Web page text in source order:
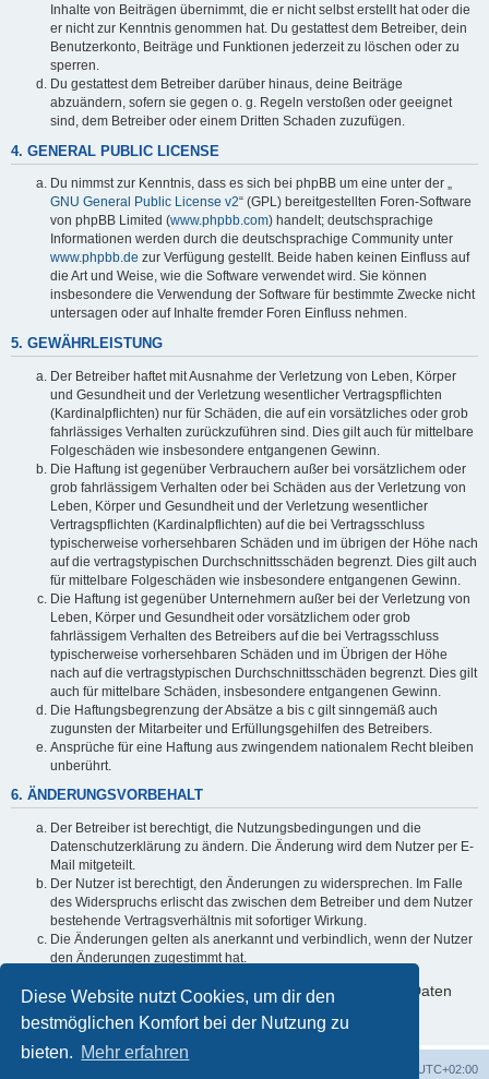
Diese Website nutzt Cookies, um dir den
bestmöglichen Komfort bei der Nutzung zu
bieten. Mehr erfahren
Inhalte von Beiträgen übernimmt, die er nicht selbst erstellt hat oder die
er nicht zur Kenntnis genommen hat. Du gestattest dem Betreiber, dein
Benutzerkonto, Beiträge und Funktionen jederzeit zu löschen oder zu
sperren.
Du gestattest dem Betreiber darüber hinaus, deine Beiträge
abzuändern, sofern sie gegen o. g. Regeln verstoßen oder geeignet
sind, dem Betreiber oder einem Dritten Schaden zuzufügen.
4. GENERAL PUBLIC LICENSE
Du nimmst zur Kenntnis, dass es sich bei phpBB um eine unter der „
GNU General Public License v2“ (GPL) bereitgestellten Foren-Software
von phpBB Limited (www.phpbb.com) handelt; deutschsprachige
Informationen werden durch die deutschsprachige Community unter
www.phpbb.de zur Verfügung gestellt. Beide haben keinen Einfluss auf
die Art und Weise, wie die Software verwendet wird. Sie können
insbesondere die Verwendung der Software für bestimmte Zwecke nicht
untersagen oder auf Inhalte fremder Foren Einfluss nehmen.
5. GEWÄHRLEISTUNG
Der Betreiber haftet mit Ausnahme der Verletzung von Leben, Körper
und Gesundheit und der Verletzung wesentlicher Vertragspflichten
(Kardinalpflichten) nur für Schäden, die auf ein vorsätzliches oder grob
fahrlässiges Verhalten zurückzuführen sind. Dies gilt auch für mittelbare
Folgeschäden wie insbesondere entgangenen Gewinn.
Die Haftung ist gegenüber Verbrauchern außer bei vorsätzlichem oder
grob fahrlässigem Verhalten oder bei Schäden aus der Verletzung von
Leben, Körper und Gesundheit und der Verletzung wesentlicher
Vertragspflichten (Kardinalpflichten) auf die bei Vertragsschluss
typischerweise vorhersehbaren Schäden und im übrigen der Höhe nach
auf die vertragstypischen Durchschnittsschäden begrenzt. Dies gilt auch
für mittelbare Folgeschäden wie insbesondere entgangenen Gewinn.
Die Haftung ist gegenüber Unternehmern außer bei der Verletzung von
Leben, Körper und Gesundheit oder vorsätzlichem oder grob
fahrlässigem Verhalten des Betreibers auf die bei Vertragsschluss
typischerweise vorhersehbaren Schäden und im Übrigen der Höhe
nach auf die vertragstypischen Durchschnittsschäden begrenzt. Dies gilt
auch für mittelbare Schäden, insbesondere entgangenen Gewinn.
Die Haftungsbegrenzung der Absätze a bis c gilt sinngemäß auch
zugunsten der Mitarbeiter und Erfüllungsgehilfen des Betreibers.
Ansprüche für eine Haftung aus zwingendem nationalem Recht bleiben
unberührt.
6. ÄNDERUNGSVORBEHALT
Der Betreiber ist berechtigt, die Nutzungsbedingungen und die
Datenschutzerklärung zu ändern. Die Änderung wird dem Nutzer per E-
Mail mitgeteilt.
Der Nutzer ist berechtigt, den Änderungen zu widersprechen. Im Falle
des Widerspruchs erlischt das zwischen dem Betreiber und dem Nutzer
bestehende Vertragsverhältnis mit sofortiger Wirkung.
Die Änderungen gelten als anerkannt und verbindlich, wenn der Nutzer
den Änderungen zugestimmt hat.
Informationen über den Umgang mit deinen persönlichen Daten
sind in der Datenschutzerklärung enthalten.
UTC+02:00